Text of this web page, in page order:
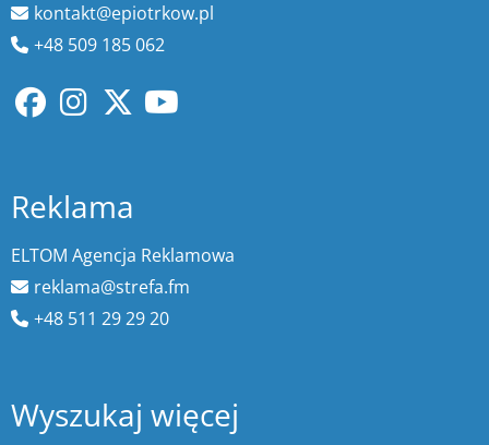
kontakt@epiotrkow.pl
+48 509 185 062
Reklama
ELTOM Agencja Reklamowa
reklama@strefa.fm
+48 511 29 29 20
Wyszukaj więcej